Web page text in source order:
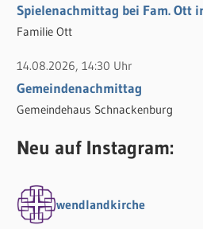
Spielenachmittag bei Fam. Ott
Familie Ott
14.08.2026, 14:30 Uhr
Gemeindenachmittag
Gemeindehaus Schnackenburg
Neu auf Instagram:
wendlandkirche